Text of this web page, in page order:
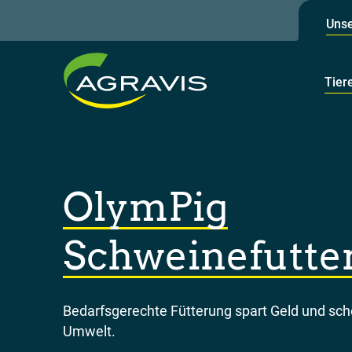
OlymPig
Bedarfsgerechte Fütterung spart Geld und
Umwelt.